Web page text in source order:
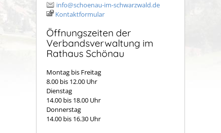
info@schoenau-im-schwarzwald.de
Kontaktformular
Öffnungszeiten der
Verbandsverwaltung im
Rathaus Schönau
Montag bis Freitag
8.00 bis 12.00 Uhr
Dienstag
14.00 bis 18.00 Uhr
Donnerstag
14.00 bis 16.30 Uhr